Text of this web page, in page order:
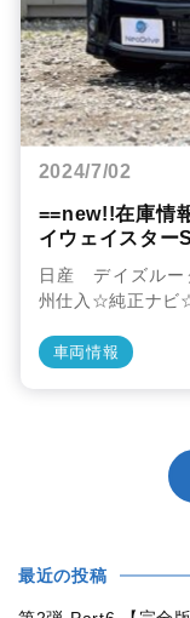
2024/7/02
==new!!在庫情
イウェイスタ
日産 デイズルー
州仕入☆純正ナ
車両情報
最近の投稿